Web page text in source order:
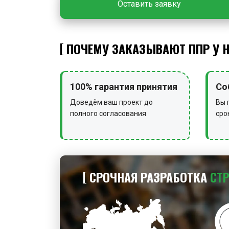
Оставить заявку
ПОЧЕМУ ЗАКАЗЫВАЮТ ППР У
100% гарантия принятия
Доведём ваш проект до
полного согласования
Вы
СРОЧНАЯ РАЗРАБОТКА